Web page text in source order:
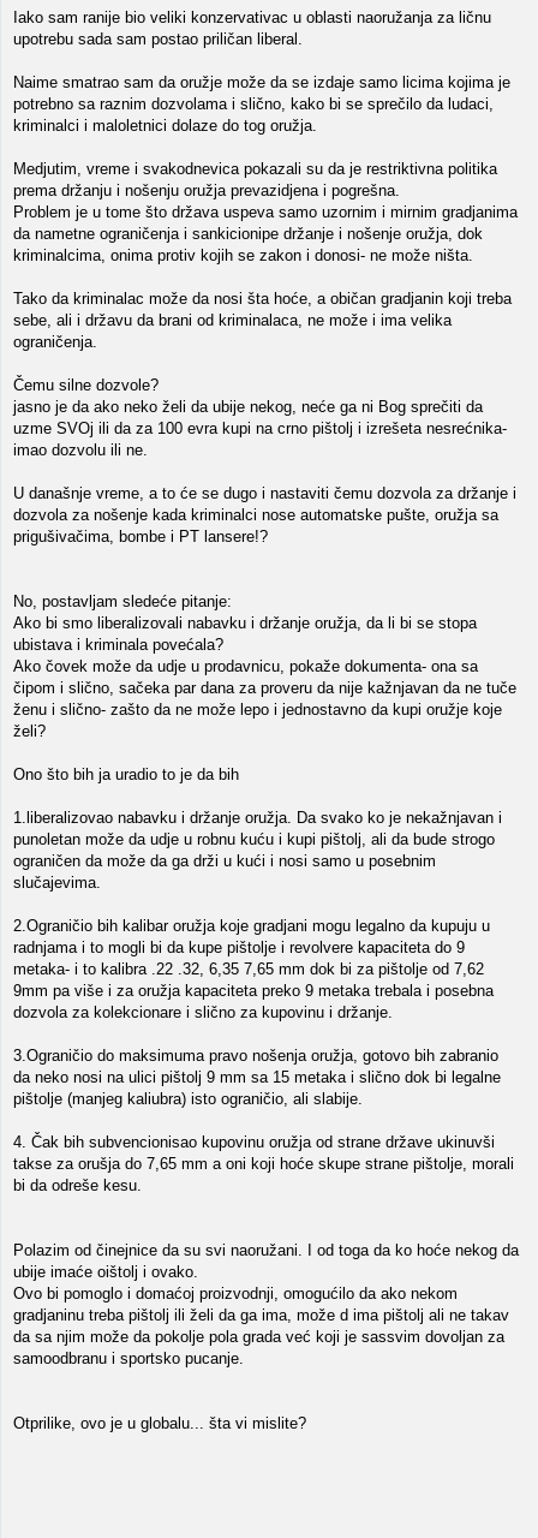
Iako sam ranije bio veliki konzervativac u oblasti naoružanja za ličnu
upotrebu sada sam postao priličan liberal.
Naime smatrao sam da oružje može da se izdaje samo licima kojima je
potrebno sa raznim dozvolama i slično, kako bi se sprečilo da ludaci,
kriminalci i maloletnici dolaze do tog oružja.
Medjutim, vreme i svakodnevica pokazali su da je restriktivna politika
prema držanju i nošenju oružja prevazidjena i pogrešna.
Problem je u tome što država uspeva samo uzornim i mirnim gradjanima
da nametne ograničenja i sankicionipe držanje i nošenje oružja, dok
kriminalcima, onima protiv kojih se zakon i donosi- ne može ništa.
Tako da kriminalac može da nosi šta hoće, a običan gradjanin koji treba
sebe, ali i državu da brani od kriminalaca, ne može i ima velika
ograničenja.
Čemu silne dozvole?
jasno je da ako neko želi da ubije nekog, neće ga ni Bog sprečiti da
uzme SVOj ili da za 100 evra kupi na crno pištolj i izrešeta nesrećnika-
imao dozvolu ili ne.
U današnje vreme, a to će se dugo i nastaviti čemu dozvola za držanje i
dozvola za nošenje kada kriminalci nose automatske pušte, oružja sa
prigušivačima, bombe i PT lansere!?
No, postavljam sledeće pitanje:
Ako bi smo liberalizovali nabavku i držanje oružja, da li bi se stopa
ubistava i kriminala povećala?
Ako čovek može da udje u prodavnicu, pokaže dokumenta- ona sa
čipom i slično, sačeka par dana za proveru da nije kažnjavan da ne tuče
ženu i slično- zašto da ne može lepo i jednostavno da kupi oružje koje
želi?
Ono što bih ja uradio to je da bih
1.liberalizovao nabavku i držanje oružja. Da svako ko je nekažnjavan i
punoletan može da udje u robnu kuću i kupi pištolj, ali da bude strogo
ograničen da može da ga drži u kući i nosi samo u posebnim
slučajevima.
2.Ograničio bih kalibar oružja koje gradjani mogu legalno da kupuju u
radnjama i to mogli bi da kupe pištolje i revolvere kapaciteta do 9
metaka- i to kalibra .22 .32, 6,35 7,65 mm dok bi za pištolje od 7,62
9mm pa više i za oružja kapaciteta preko 9 metaka trebala i posebna
dozvola za kolekcionare i slično za kupovinu i držanje.
3.Ograničio do maksimuma pravo nošenja oružja, gotovo bih zabranio
da neko nosi na ulici pištolj 9 mm sa 15 metaka i slično dok bi legalne
pištolje (manjeg kaliubra) isto ograničio, ali slabije.
4. Čak bih subvencionisao kupovinu oružja od strane države ukinuvši
takse za orušja do 7,65 mm a oni koji hoće skupe strane pištolje, morali
bi da odreše kesu.
Polazim od činejnice da su svi naoružani. I od toga da ko hoće nekog da
ubije imaće oištolj i ovako.
Ovo bi pomoglo i domaćoj proizvodnji, omogućilo da ako nekom
gradjaninu treba pištolj ili želi da ga ima, može d ima pištolj ali ne takav
da sa njim može da pokolje pola grada već koji je sassvim dovoljan za
samoodbranu i sportsko pucanje.
Otprilike, ovo je u globalu... šta vi mislite?